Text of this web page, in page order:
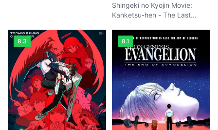
Shingeki no Kyojin Movie:
Kanketsu-hen - The Last
8.3 8.1